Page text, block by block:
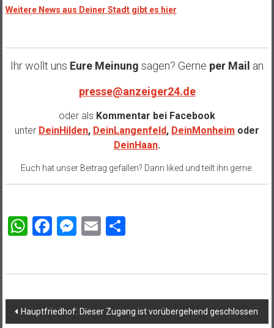
Weitere News aus Deiner Stadt gibt es hier
Ihr wollt uns Eure Meinung sagen? Gerne per Mail an
presse@anzeiger24.de
oder als Kommentar bei Facebook
unter DeinHilden, DeinLangenfeld, DeinMonheim oder
DeinHaan.
Euch hat unser Beitrag gefallen? Dann liked und teilt ihn gerne.
WhatsApp
Facebook
Messenger
EmailTeilen
Beitragsnavigation
Hauptfriedhof: Dieser Zugang ist vorübergehend geschlossen